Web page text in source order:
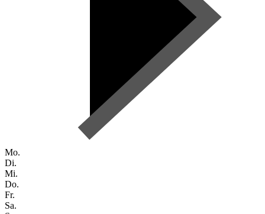
Mo.
Di.
Mi.
Do.
Fr.
Sa.